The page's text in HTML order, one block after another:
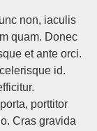
non, iaculis
quam. Donec
et ante orci.
id.
porttitor
Cras gravida